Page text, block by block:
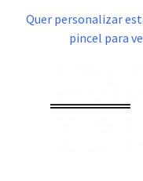
Quer personalizar
pincel para